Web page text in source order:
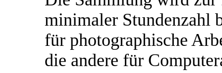
minimaler Stundenzahl
für photographische
die andere für